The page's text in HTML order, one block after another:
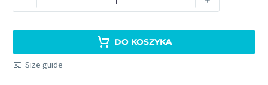
CZAJNIK
0.8
L
DO KOSZYKA
Size guide